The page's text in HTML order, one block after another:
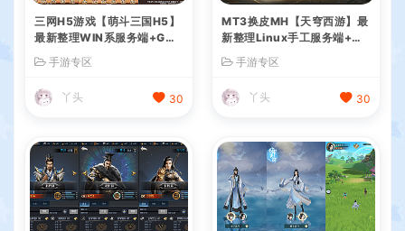
三网H5游戏【萌斗三国H5】
最新整理WIN系服务端+GM
手游专区
丫头 30
MT3换皮MH【天穹西游】最
新整理Linux手工服务端+安
建教程+全套源码+视频教程
手游专区
丫头 30